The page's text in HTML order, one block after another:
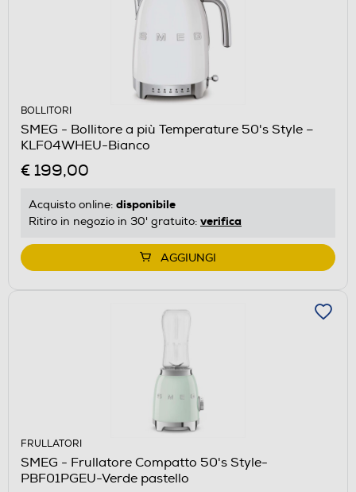
BOLLITORI
SMEG - Bollitore a più Temperature 50's Style –
KLF04WHEU-Bianco
€ 199,00
Acquisto online: disponibile
Ritiro in negozio in 30' gratuito: verifica
AGGIUNGI
FRULLATORI
SMEG - Frullatore Compatto 50's Style-
PBF01PGEU-Verde pastello